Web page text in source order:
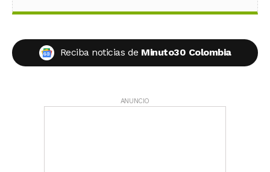
Reciba noticias de Minuto30 Colombia
ANUNCIO